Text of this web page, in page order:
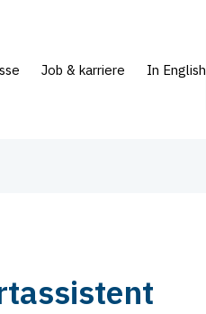
Job & karriere In English